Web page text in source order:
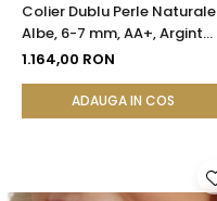
Colier Dublu Perle Naturale
Albe, 6-7 mm, AA+, Argint
925 | KASKADDA®
1.164,00 RON
ADAUGA IN COS